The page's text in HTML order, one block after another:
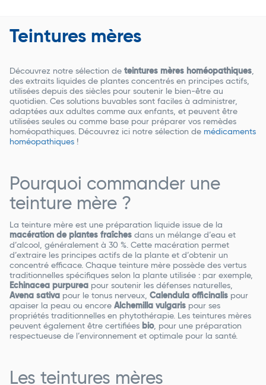
Teintures mères
Découvrez notre sélection de teintures mères homéopathiques,
des extraits liquides de plantes concentrés en principes actifs,
utilisées depuis des siècles pour soutenir le bien-être au
quotidien. Ces solutions buvables sont faciles à administrer,
adaptées aux adultes comme aux enfants, et peuvent être
utilisées seules ou comme base pour préparer vos remèdes
homéopathiques. Découvrez ici notre sélection de médicaments
homéopathiques !
Pourquoi commander une
teinture mère ?
La teinture mère est une préparation liquide issue de la
macération de plantes fraîches dans un mélange d’eau et
d’alcool, généralement à 30 %. Cette macération permet
d’extraire les principes actifs de la plante et d’obtenir un
concentré efficace. Chaque teinture mère possède des vertus
traditionnelles spécifiques selon la plante utilisée : par exemple,
Echinacea purpurea pour soutenir les défenses naturelles,
Avena sativa pour le tonus nerveux, Calendula officinalis pour
apaiser la peau ou encore Alchemilla vulgaris pour ses
propriétés traditionnelles en phytothérapie. Les teintures mères
peuvent également être certifiées bio, pour une préparation
respectueuse de l’environnement et optimale pour la santé.
Les teintures mères